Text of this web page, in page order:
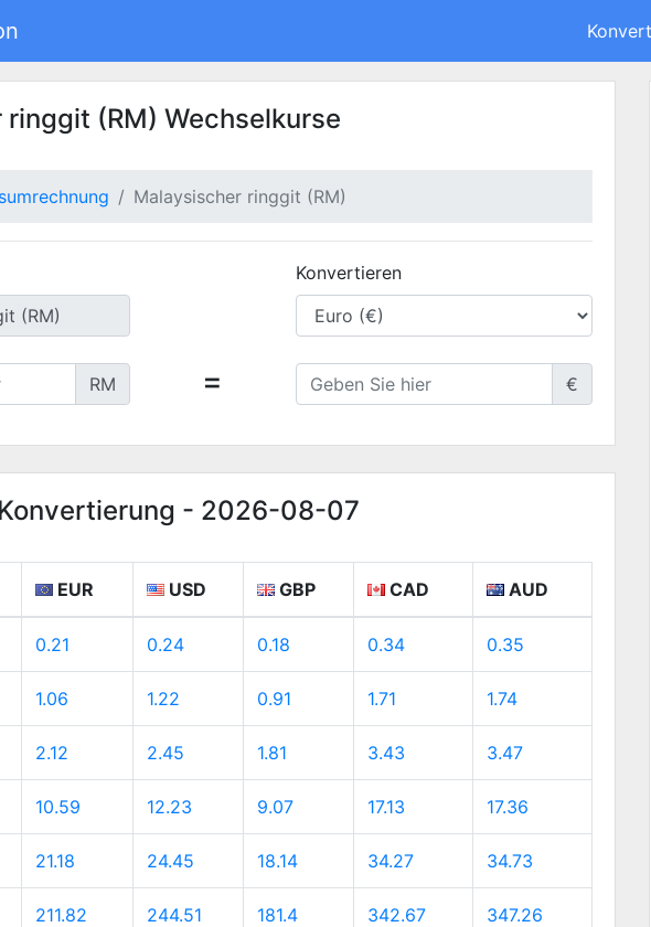
(RM) Wechselkurse
Malaysischer ringgit (RM)
Konvertieren
RM = €
- 2026-08-07
EUR USD GBP CAD AUD
0.21 0.24 0.18 0.34 0.35
1.06 1.22 0.91 1.71 1.74
2.12 2.45 1.81 3.43 3.47
10.59 12.23 9.07 17.13 17.36
21.18 24.45 18.14 34.27 34.73
211.82 244.51 181.4 342.67 347.26